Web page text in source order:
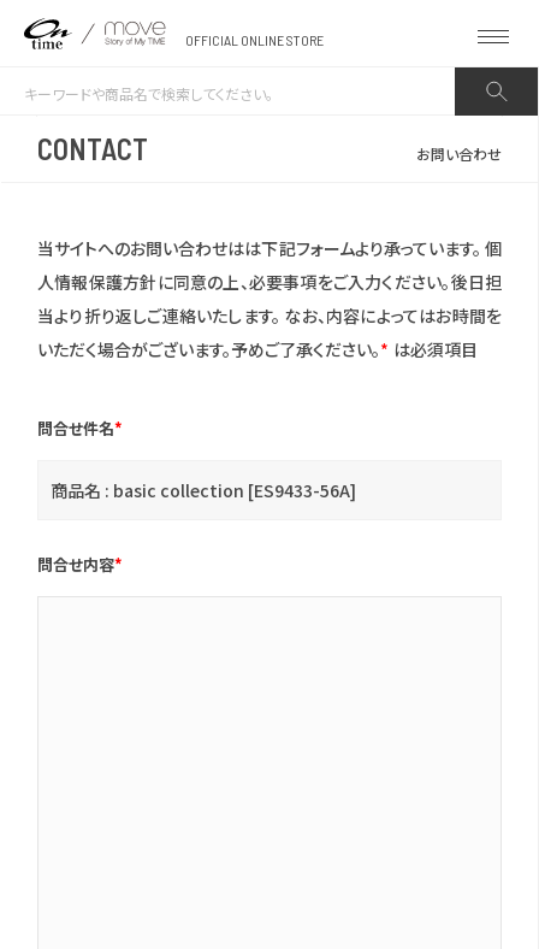
OFFICIAL ONLINE STORE
CONTACT お問い合わせ
当サイトへのお問い合わせはは下記フォームより承っています。 個
人情報保護方針に同意の上、必要事項をご入力ください。後日担
当より折り返しご連絡いたします。 なお、内容によってはお時間を
いただく場合がございます。予めご了承ください。* は必須項目
問合せ件名*
商品名 : basic collection [ES9433-56A]
問合せ内容*